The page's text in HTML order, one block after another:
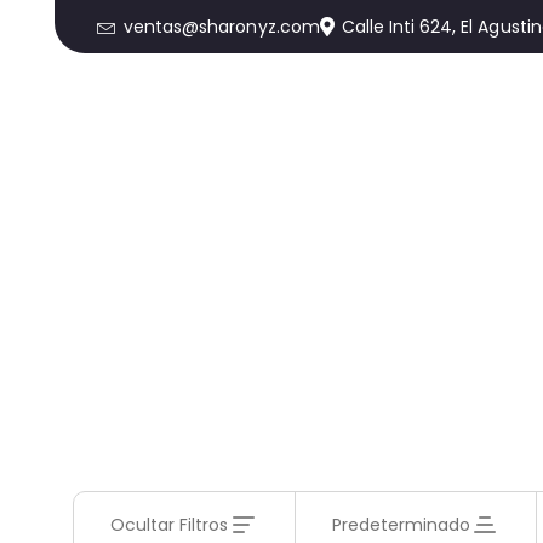
ventas@sharonyz.com Calle Inti 624, El
Ocultar Filtros Predeterminado